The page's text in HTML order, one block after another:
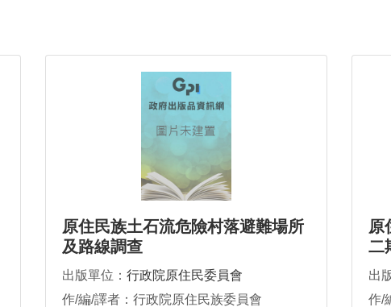
原住民族土石流危險村落避難場所
及路線調查
出版單位： 行政院原住民委員會
作/編/譯者：行政院原住民族委員會
原
二
出
作/